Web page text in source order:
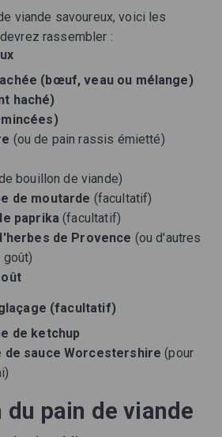
viande savoureux, voici les
rassembler :
(bœuf, veau ou mélange)
haché)
(ou de pain rassis émietté)
bouillon de viande)
de moutarde (facultatif)
paprika (facultatif)
de Provence (ou d'autres
(facultatif)
de ketchup
de sauce Worcestershire (pour
pain de viande